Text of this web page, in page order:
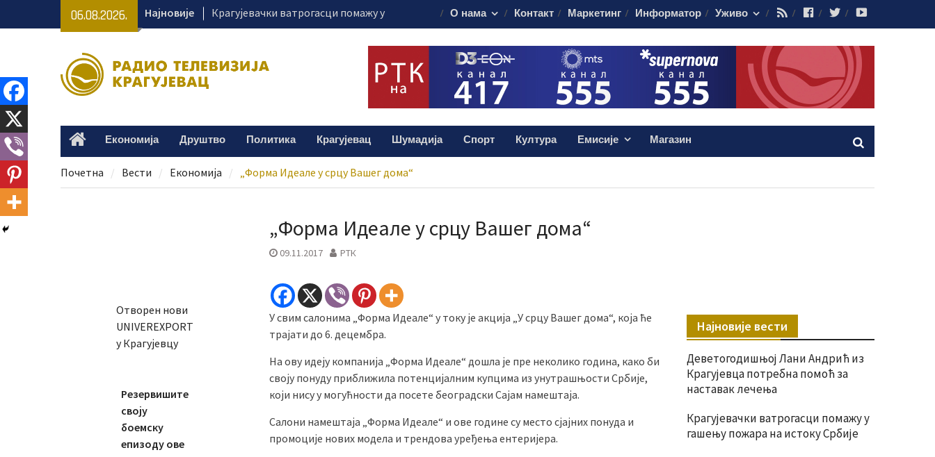
06.08.2026. Најновије
Крагујевачки ватрогасци помажу у
гашењу пожара на истоку Србије
„Караван безбедности саобраћаја“
са важним порукама за возаче
Клиника за педијатрију у Крагујевцу
добила нове дијагностичке апарате
Деветогодишњој Лани Андрић из
Крагујевца потребна помоћ за
наставак лечења
О нама Контакт Маркетинг Информатор Уживо RSS FacebookTwitter
HomeЕкономија Друштво Политика Крагујевац Шумадија Спорт Култура Емисије Магазин
Почетна Вести Економија „Форма Идеале у срцу Вашег дома“
„Форма Идеале у срцу Вашег дома“
09.11.2017 РТК
У свим салонима „Форма Идеале“ у току је акција „У срцу Вашег дома“, која ће
трајати до 6. децембра.
На ову идеју компанија „Форма Идеале“ дошла је пре неколико година, како би
своју понуду приближила потенцијалним купцима из унутрашњости Србије,
који нису у могућности да посете београдски Сајам намештаја.
Салони намештаја „Форма Идеале“ и ове године су место сјајних понуда и
промоције нових модела и трендова уређења ентеријера.
Најновије вести
Деветогодишњој Лани Андрић из
Крагујевца потребна помоћ за
наставак лечења
Крагујевачки ватрогасци помажу у
гашењу пожара на истоку Србије
Отворен нови
UNIVEREXPORT
у Крагујевцу
Резервишите
своју
боемску
епизоду ове